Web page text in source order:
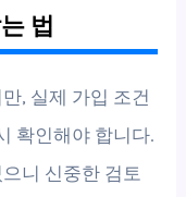
법
, 실제 가입 조건
확인해야 합니다.
니 신중한 검토